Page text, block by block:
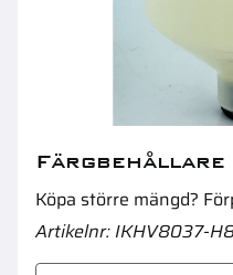
Färgbehållare
Köpa större mängd?
Artikelnr IKHV8037-